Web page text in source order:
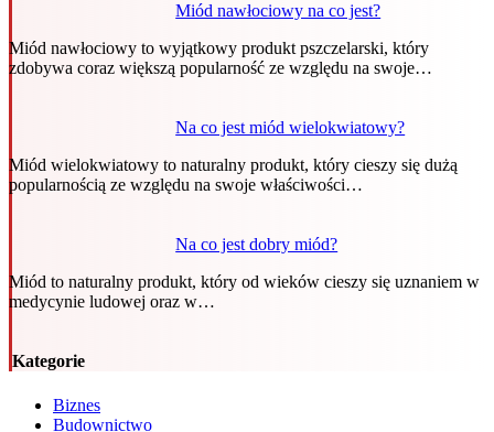
Miód nawłociowy na co jest?
Miód nawłociowy to wyjątkowy produkt pszczelarski, który
zdobywa coraz większą popularność ze względu na swoje…
Na co jest miód wielokwiatowy?
Miód wielokwiatowy to naturalny produkt, który cieszy się dużą
popularnością ze względu na swoje właściwości…
Na co jest dobry miód?
Miód to naturalny produkt, który od wieków cieszy się uznaniem w
medycynie ludowej oraz w…
Kategorie
Biznes
Budownictwo